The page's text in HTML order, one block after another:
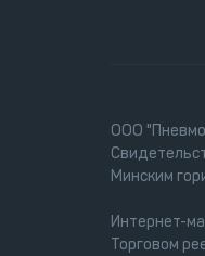
ООО
Минским
Интернет-
Торговом